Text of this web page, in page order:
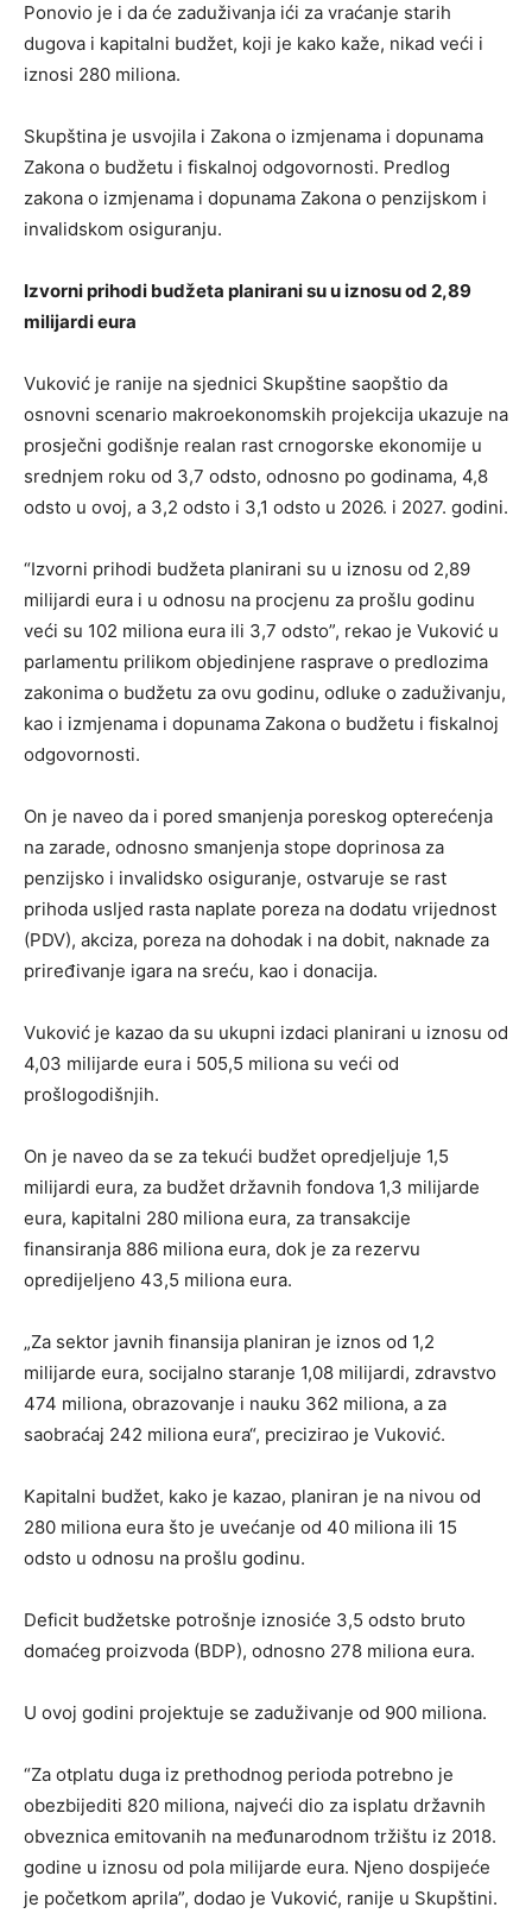
Ponovio je i da će zaduživanja ići za vraćanje starih
dugova i kapitalni budžet, koji je kako kaže, nikad veći i
iznosi 280 miliona.
Skupština je usvojila i Zakona o izmjenama i dopunama
Zakona o budžetu i fiskalnoj odgovornosti. Predlog
zakona o izmjenama i dopunama Zakona o penzijskom i
invalidskom osiguranju.
Izvorni prihodi budžeta planirani su u iznosu od 2,89
milijardi eura
Vuković je ranije na sjednici Skupštine saopštio da
osnovni scenario makroekonomskih projekcija ukazuje na
prosječni godišnje realan rast crnogorske ekonomije u
srednjem roku od 3,7 odsto, odnosno po godinama, 4,8
odsto u ovoj, a 3,2 odsto i 3,1 odsto u 2026. i 2027. godini.
“Izvorni prihodi budžeta planirani su u iznosu od 2,89
milijardi eura i u odnosu na procjenu za prošlu godinu
veći su 102 miliona eura ili 3,7 odsto”, rekao je Vuković u
parlamentu prilikom objedinjene rasprave o predlozima
zakonima o budžetu za ovu godinu, odluke o zaduživanju,
kao i izmjenama i dopunama Zakona o budžetu i fiskalnoj
odgovornosti.
On je naveo da i pored smanjenja poreskog opterećenja
na zarade, odnosno smanjenja stope doprinosa za
penzijsko i invalidsko osiguranje, ostvaruje se rast
prihoda usljed rasta naplate poreza na dodatu vrijednost
(PDV), akciza, poreza na dohodak i na dobit, naknade za
priređivanje igara na sreću, kao i donacija.
Vuković je kazao da su ukupni izdaci planirani u iznosu od
4,03 milijarde eura i 505,5 miliona su veći od
prošlogodišnjih.
On je naveo da se za tekući budžet opredjeljuje 1,5
milijardi eura, za budžet državnih fondova 1,3 milijarde
eura, kapitalni 280 miliona eura, za transakcije
finansiranja 886 miliona eura, dok je za rezervu
opredijeljeno 43,5 miliona eura.
„Za sektor javnih finansija planiran je iznos od 1,2
milijarde eura, socijalno staranje 1,08 milijardi, zdravstvo
474 miliona, obrazovanje i nauku 362 miliona, a za
saobraćaj 242 miliona eura“, precizirao je Vuković.
Kapitalni budžet, kako je kazao, planiran je na nivou od
280 miliona eura što je uvećanje od 40 miliona ili 15
odsto u odnosu na prošlu godinu.
Deficit budžetske potrošnje iznosiće 3,5 odsto bruto
domaćeg proizvoda (BDP), odnosno 278 miliona eura.
U ovoj godini projektuje se zaduživanje od 900 miliona.
“Za otplatu duga iz prethodnog perioda potrebno je
obezbijediti 820 miliona, najveći dio za isplatu državnih
obveznica emitovanih na međunarodnom tržištu iz 2018.
godine u iznosu od pola milijarde eura. Njeno dospijeće
je početkom aprila”, dodao je Vuković, ranije u Skupštini.